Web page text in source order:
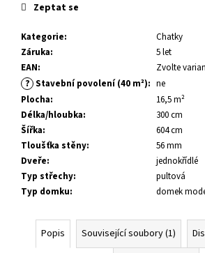
Kategorie:
Chatky
Záruka:
5 let
EAN: Zvolte
? Stavební povolení (40 m²): ne
Plocha:
16,5 m²
Délka/hloubka:
300 cm
Šířka:
604 cm
Tloušťka stěny:
56 mm
Dveře:
jednokřídlé
Typ střechy:
pultová
Typ domku: domek
Zeptat se
Popis Související soubory (1)
HŘIŠTĚ
MOST
200
Kč